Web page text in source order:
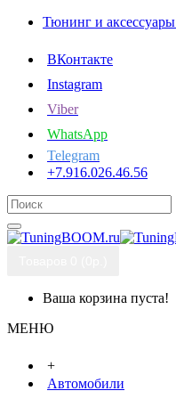
Тюнинг и
ВКонтакте
Instagram
Viber
WhatsApp
Telegram
+7.916.026.46.56
Ваша корзина пуста!
МЕНЮ
+
Автомобили